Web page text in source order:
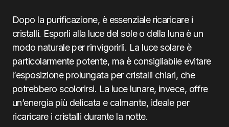
Dopo la purificazione, è essenziale ricaricare i
cristalli. Esporli alla luce del sole o della luna è un
modo naturale per rinvigorirli. La luce solare è
particolarmente potente, ma è consigliabile evitare
l’esposizione prolungata per cristalli chiari, che
potrebbero scolorirsi. La luce lunare, invece, offre
un’energia più delicata e calmante, ideale per
ricaricare i cristalli durante la notte.